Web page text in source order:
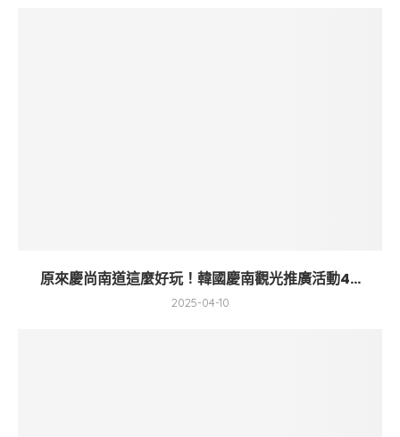
原來慶尚南道這麼好玩！韓國慶南觀光推廣活動4...
2025-04-10